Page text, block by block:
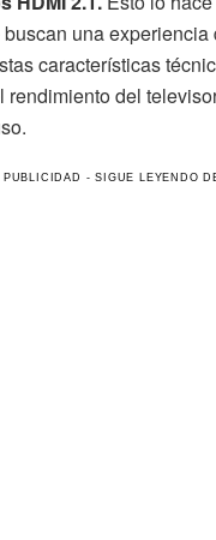
una
características
rendimiento del